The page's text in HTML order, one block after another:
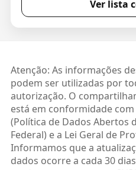
Ver lista
Atenção: As informações
podem ser utilizadas por
autorização. O
está em conformidade
(Política de Dados Abertos
Federal) e a Lei Geral de
Informamos que a
dados ocorre a cada 30